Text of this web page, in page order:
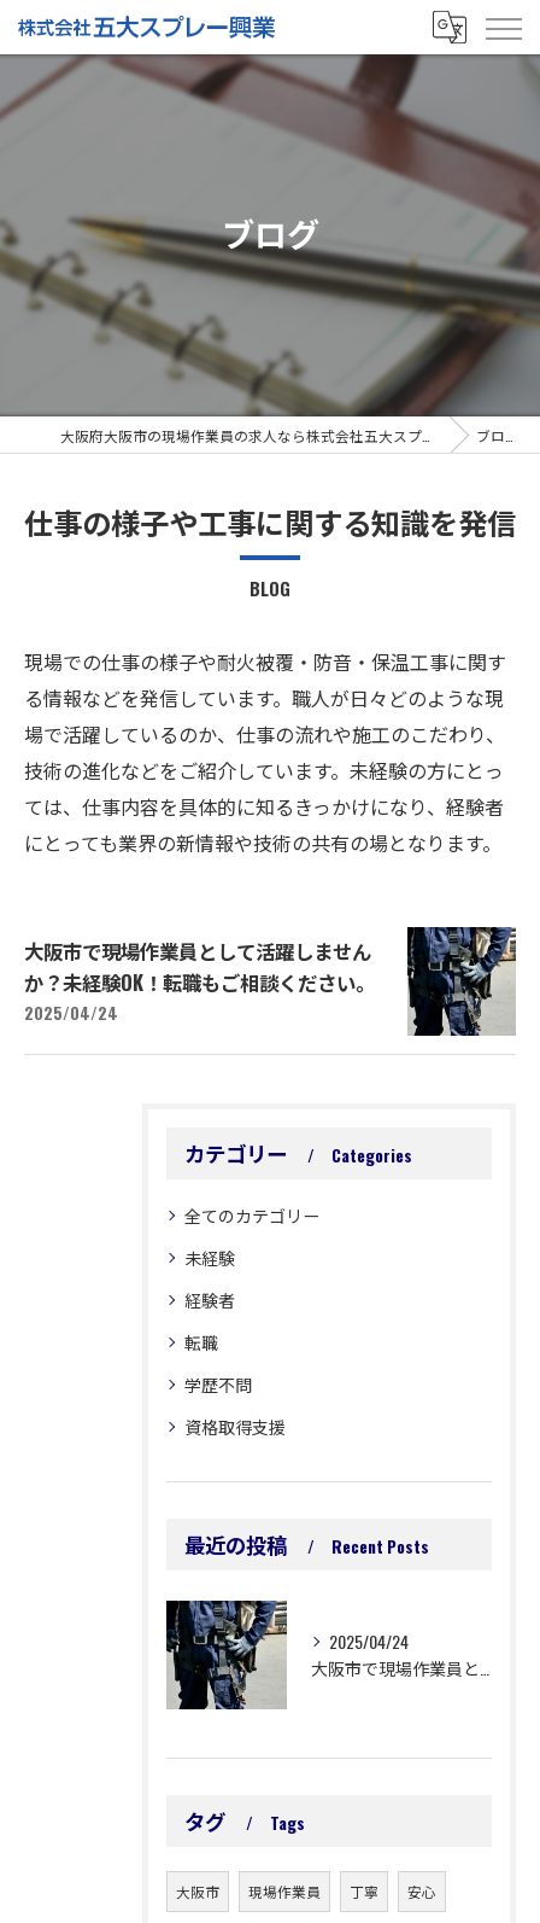
ブログ
ブログ
仕事の様子や工事に関する知識を発信
BLOG
現場での仕事の様子や耐火被覆・防音・保温工事に関す
る情報などを発信しています。職人が日々どのような現
場で活躍しているのか、仕事の流れや施工のこだわり、
技術の進化などをご紹介しています。未経験の方にとっ
ては、仕事内容を具体的に知るきっかけになり、経験者
にとっても業界の新情報や技術の共有の場となります。
大阪市で現場作業員として活躍しません
か？未経験OK！転職もご相談ください。
2025/04/24
カテゴリー Categories
全てのカテゴリー
未経験
経験者
転職
学歴不問
資格取得支援
最近の投稿 Recent Posts
2025/04/24
タグ Tags
大阪市 現場作業員 丁寧 安心